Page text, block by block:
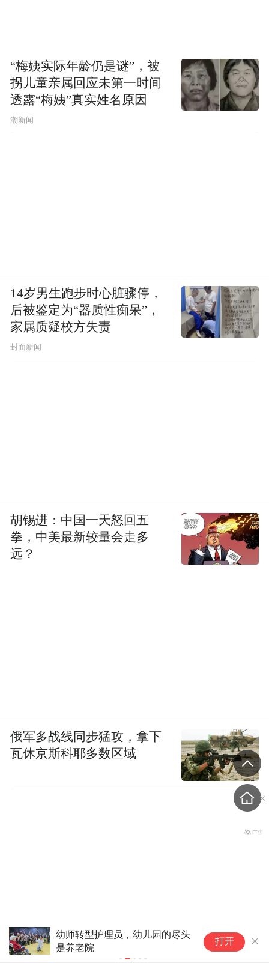
理员，幼儿园的尽头
福田CBD藏了一处“桃花坞”：不离
离圈，在熟悉的烟火气中慢慢变老
打开
“梅姨实际年龄仍是谜”，被
拐儿童亲属回应未第一时间
透露“梅姨”真实姓名原因
潮新闻
14岁男生跑步时心脏骤停，
后被鉴定为“器质性痴呆”，
家属质疑校方失责
封面新闻
胡锡进：中国一天怒回五
拳，中美最新较量会走多
远？
俄军多战线同步猛攻，拿下
瓦休京斯科耶多数区域
盗香窃玉：我的青春就是赌出来的